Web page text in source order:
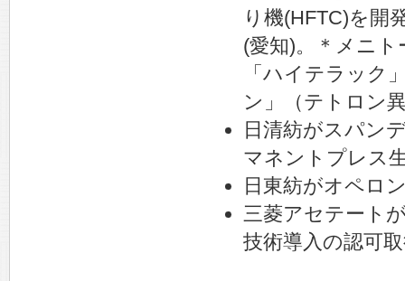
り機(HFTC)を開
(愛知)。＊メニト
「ハイテラック
ン」（テトロン
日清紡がスパン
マネントプレス
日東紡がオペロ
三菱アセテート
技術導入の認可